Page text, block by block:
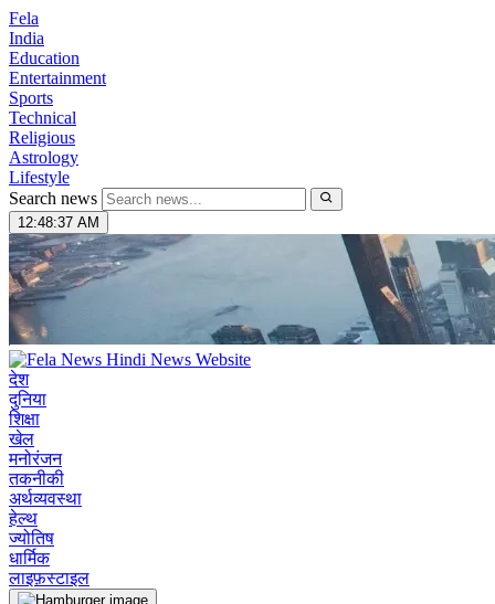
Fela
India
Education
Entertainment
Sports
Technical
Religious
Astrology
Lifestyle
Search news
12:48:38 AM
देश
दुनिया
शिक्षा
खेल
मनोरंजन
तकनीकी
अर्थव्यवस्था
हेल्थ
ज्योतिष
धार्मिक
लाइफ़स्टाइल